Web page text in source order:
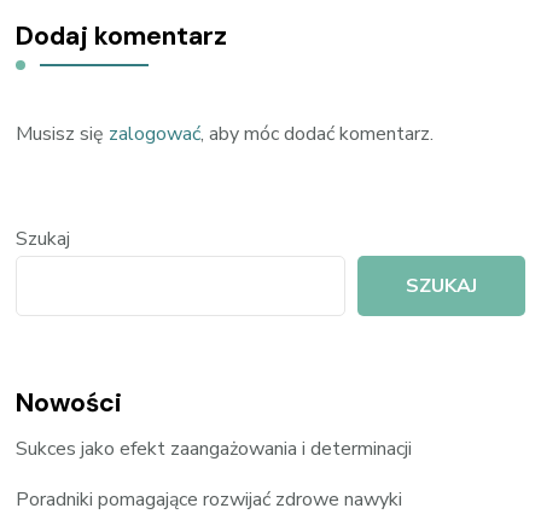
Dodaj komentarz
Musisz się zalogować, aby móc dodać komentarz.
Szukaj
SZUKAJ
Nowości
Sukces jako efekt zaangażowania i determinacji
Poradniki pomagające rozwijać zdrowe nawyki